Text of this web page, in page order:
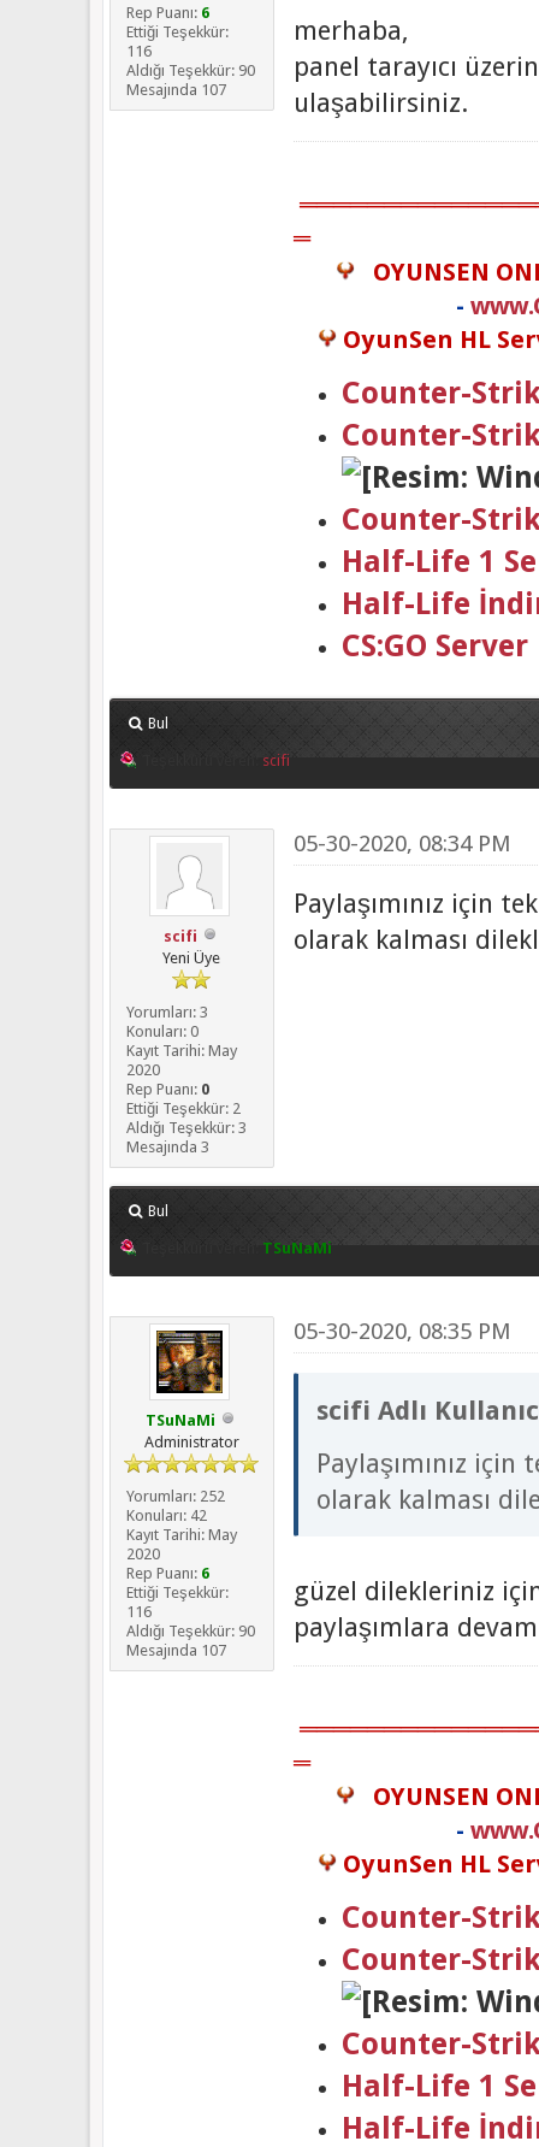
Rep Puanı: 6
Ettiği Teşekkür:
116
Aldığı Teşekkür: 90
Mesajında 107
merhaba,
panel tarayıcı
ulaşabilirsiniz.
═
OYUNSEN
-
OyunSen HL
Counter-
Counter-
Counter-
Half-Life 1
Half-Life
CS:GO
Bul
scifi
scifi
Yeni Üye
Yorumları: 3
Konuları: 0
Kayıt Tarihi: May
2020
Rep Puanı: 0
Ettiği Teşekkür: 2
Aldığı Teşekkür: 3
Mesajında 3
05-30-2020, 08:34 PM
Paylaşımınız için
olarak kalması
Bul
TSuNaMi
TSuNaMi
Administrator
Yorumları: 252
Konuları: 42
Kayıt Tarihi: May
2020
Rep Puanı: 6
Ettiği Teşekkür:
116
Aldığı Teşekkür: 90
Mesajında 107
05-30-2020, 08:35 PM
scifi Adlı
Paylaşımınız
olarak kalması
güzel dilekleriniz
paylaşımlara
═
OYUNSEN
-
OyunSen HL
Counter-
Counter-
Counter-
Half-Life 1
Half-Life